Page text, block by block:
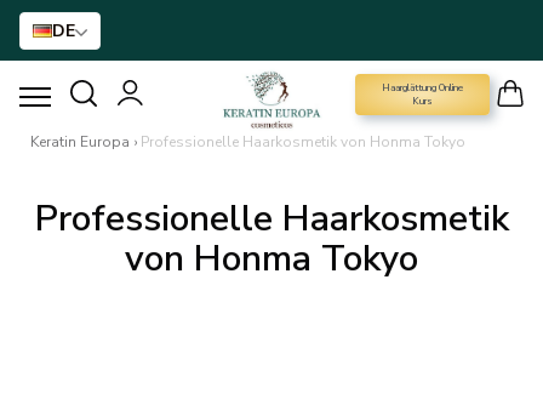
DE
Haarglättung Online
Kurs
HAARGLÄTTUNGSMITTEL
HAARBEHANDLUNG
Keratin Europa › Professionelle Haarkosmetik von Honma Tokyo​
Professionelle Haarkosmetik
von Honma Tokyo​